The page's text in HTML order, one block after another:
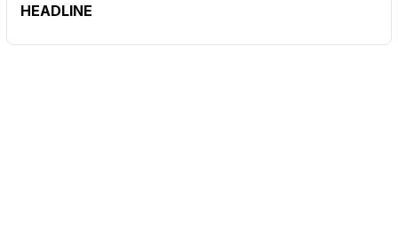
HEADLINE